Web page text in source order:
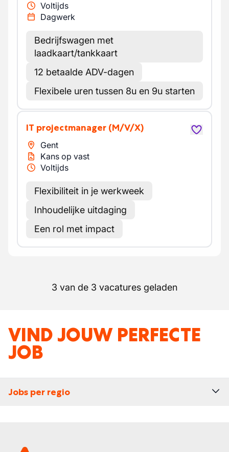
Voltijds
Dagwerk
Bedrijfswagen met
laadkaart/tankkaart
12 betaalde ADV-dagen
Flexibele uren tussen 8u en 9u starten
IT projectmanager (M/V/X)
Gent
Kans op vast
Voltijds
Flexibiliteit in je werkweek
Inhoudelijke uitdaging
Een rol met impact
3 van de 3 vacatures geladen
VIND JOUW PERFECTE
JOB
Jobs per regio